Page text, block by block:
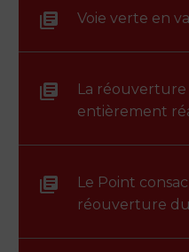
Voie verte en
La réouverture
entièrement
Le Point
réouverture